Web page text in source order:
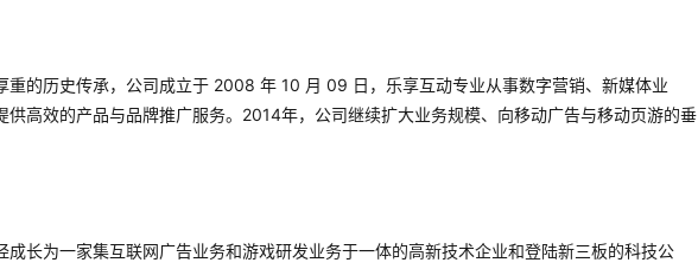
重的历史传承，公司成立于 2008 年 10 月 09 日，乐享互动专业从事数字营销、新媒体业
供高效的产品与品牌推广服务。2014年，公司继续扩大业务规模、向移动广告与移动页游的垂
长为一家集互联网广告业务和游戏研发业务于一体的高新技术企业和登陆新三板的科技公